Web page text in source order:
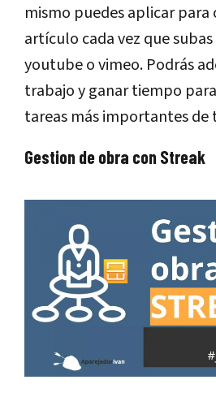
mismo puedes aplicar para
artículo cada vez que
youtube o vimeo. Podrás
trabajo y ganar tiempo
tareas más importantes de
Gestion de obra con Streak